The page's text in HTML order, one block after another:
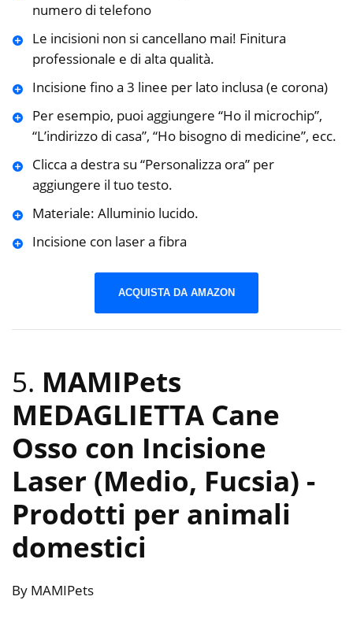
numero di telefono
Le incisioni non si cancellano mai! Finitura
professionale e di alta qualità.
Incisione fino a 3 linee per lato inclusa (e corona)
Per esempio, puoi aggiungere “Ho il microchip”,
“L’indirizzo di casa”, “Ho bisogno di medicine”, ecc.
Clicca a destra su “Personalizza ora” per
aggiungere il tuo testo.
Materiale: Alluminio lucido.
Incisione con laser a fibra
ACQUISTA DA AMAZON
5. MAMIPets
MEDAGLIETTA Cane
Osso con Incisione
Laser (Medio, Fucsia) -
Prodotti per animali
domestici
By MAMIPets